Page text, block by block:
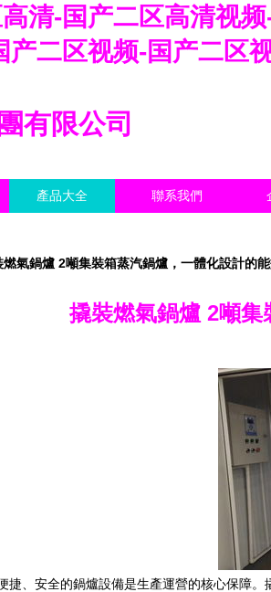
清-国产二区高清视
二区视频-国产二区
有限公司
產品大全 聯系我們
燃氣鍋爐 2噸集裝箱蒸汽鍋爐，一體化設計的
撬裝燃氣鍋爐 2噸
捷、安全的鍋爐設備是生產運營的核心保障